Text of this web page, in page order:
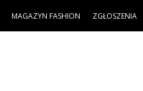
MAGAZYN FASHION ZGŁOSZENIA